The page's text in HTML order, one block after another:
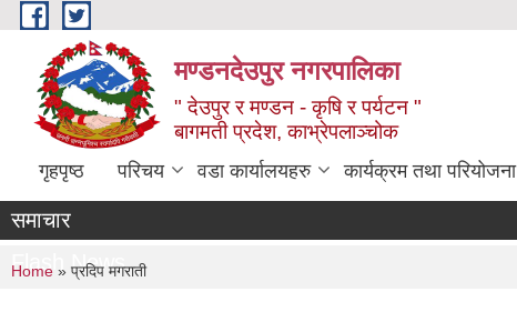
Skip to main content
मण्डनदेउपुर नगरपालिका
" देउपुर र मण्डन - कृषि र पर्यटन "
बागमती प्रदेश, काभ्रेपलाञ्चोक
गृहपृष्ठ परिचय वडा कार्यालयहरु कार्यक्रम तथा परियोजना
समाचार
Flash News
You are here
Home » प्रदिप मगराती